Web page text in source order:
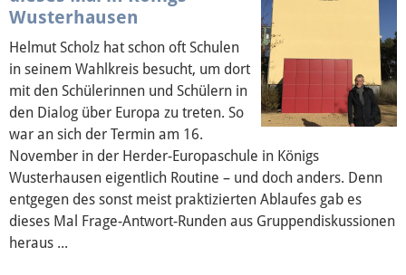
Wusterhausen
Helmut Scholz hat schon oft Schulen
in seinem Wahlkreis besucht, um dort
mit den Schülerinnen und Schülern in
den Dialog über Europa zu treten. So
war an sich der Termin am 16.
November in der Herder-Europaschule in Königs
Wusterhausen eigentlich Routine – und doch anders. Denn
entgegen des sonst meist praktizierten Ablaufes gab es
dieses Mal Frage-Antwort-Runden aus Gruppendiskussionen
heraus ...